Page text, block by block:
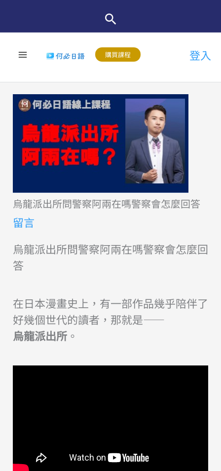
購買課程 登入
烏龍派出所問警察阿兩在嗎警察會怎麼回答
留言
烏龍派出所問警察阿兩在嗎警察會怎麼回
答
在日本漫畫史上，有一部作品幾乎陪伴了
好幾個世代的讀者，那就是——
烏龍派出所。